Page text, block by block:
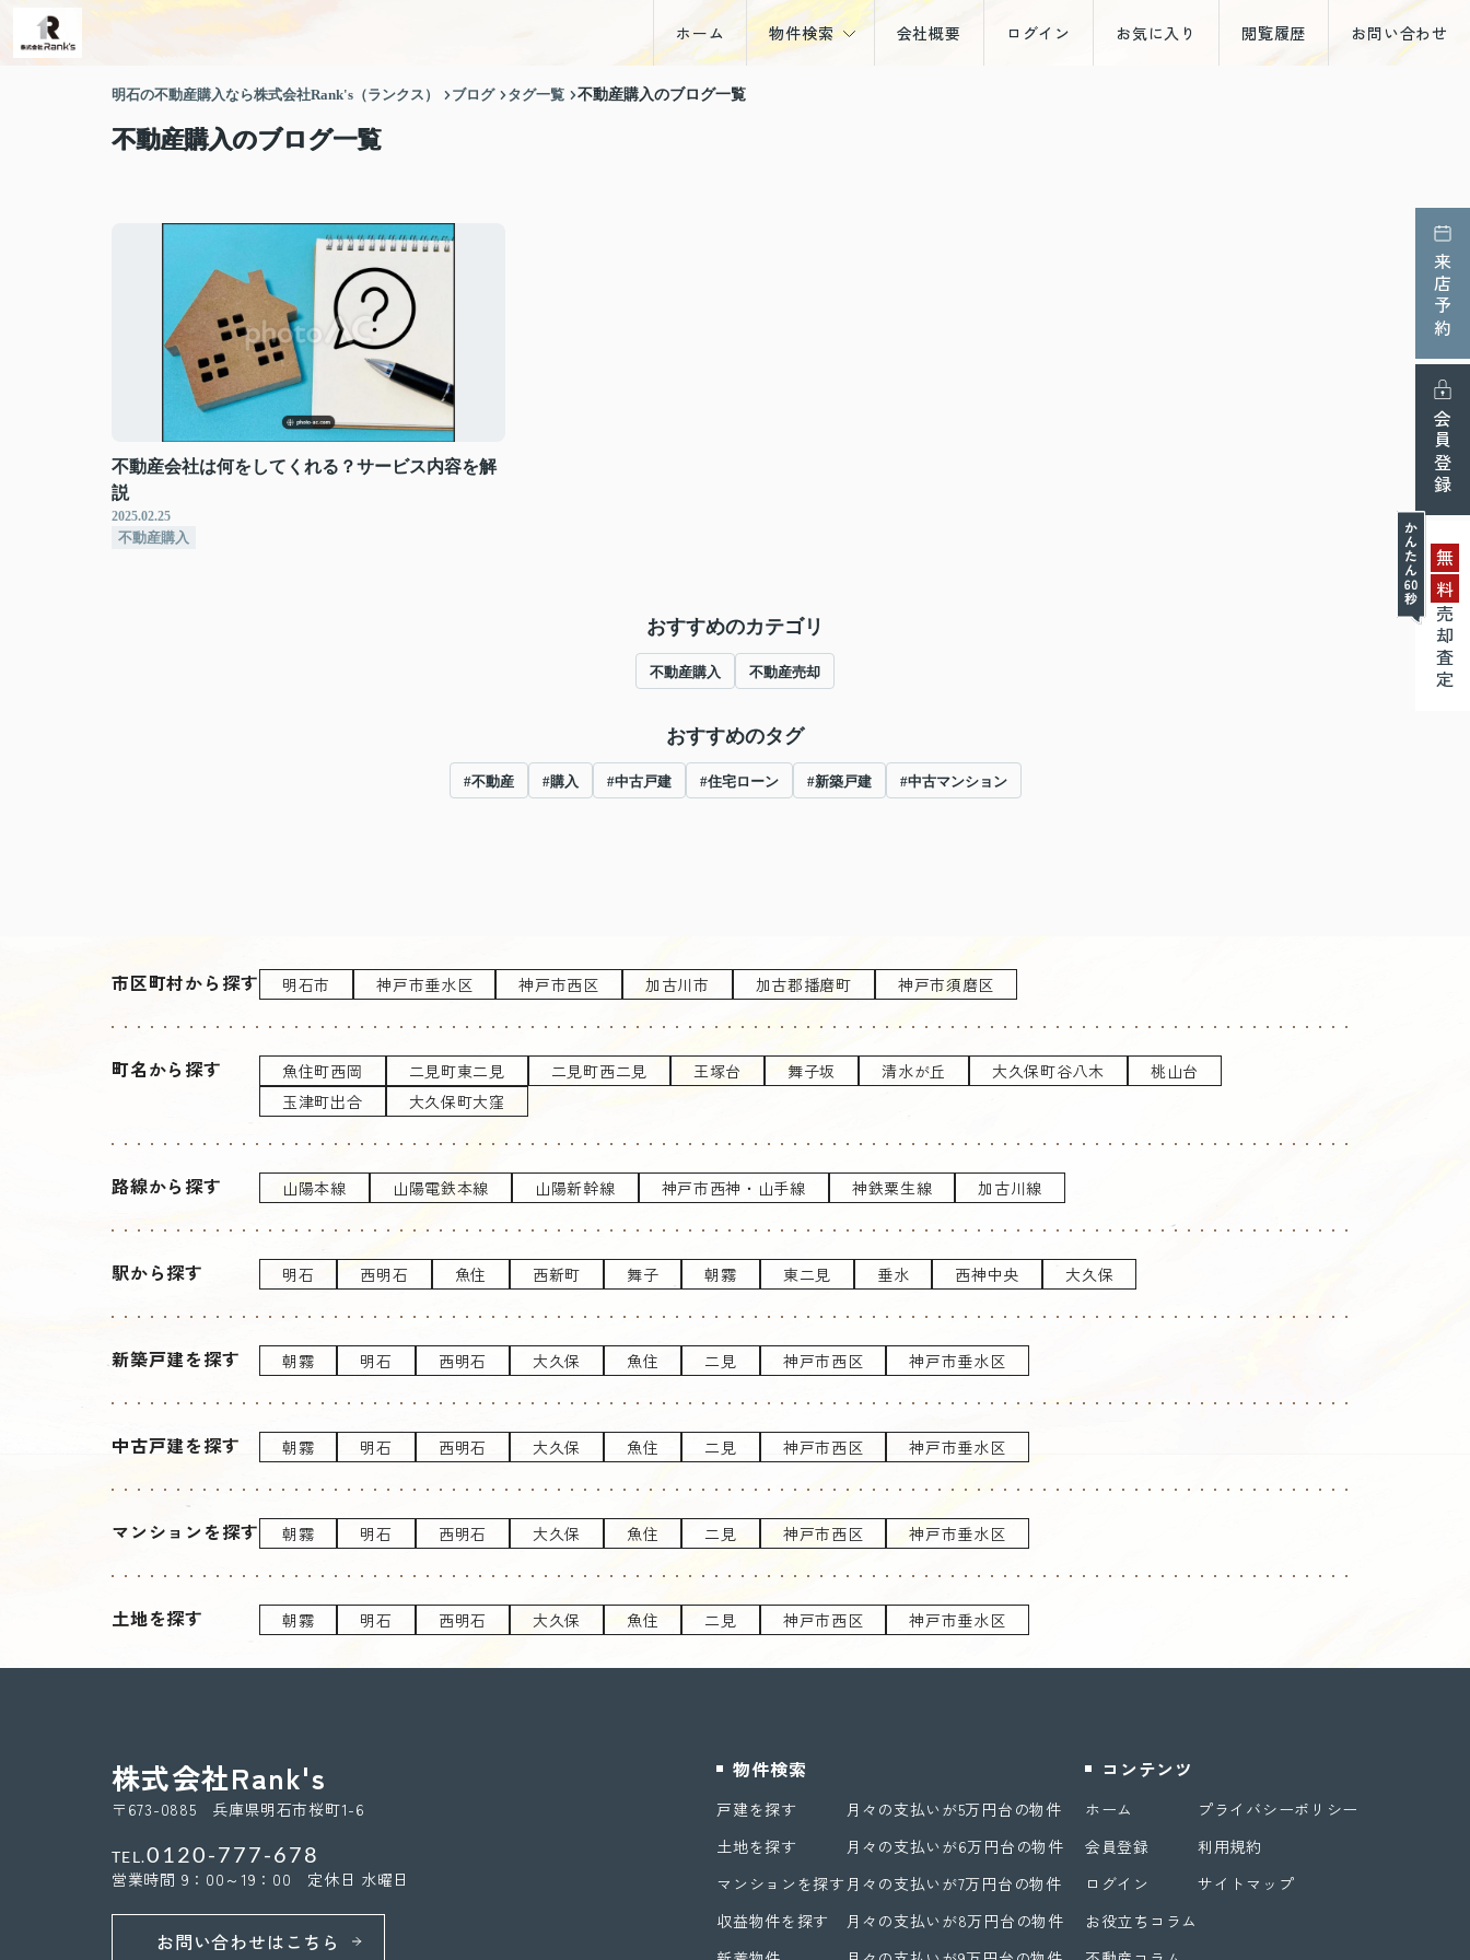
ホーム 物件検索 会社概要 ログイン お気に入り 閲覧履歴 お問い合わせ
来店予約
会員登録
無
料
売却査定
明石の不動産購入なら株式会社Rank's（ランクス） ブログ タグ一覧 不動産購入のブログ一覧
不動産購入のブログ一覧
不動産会社は何をしてくれる？サービス内容を解
説
2025.02.25
不動産購入
おすすめのカテゴリ
不動産購入 不動産売却
おすすめのタグ
#不動産 #購入 #中古戸建 #住宅ローン #新築戸建 #中古マンション
市区町村から探す 明石市 神戸市垂水区 神戸市西区 加古川市 加古郡播磨町 神戸市須磨区
町名から探す 魚住町西岡 二見町東二見 二見町西二見 王塚台 舞子坂 清水が丘 大久保町谷八木
桃山台
玉津町出合
大久保町大窪
路線から探す 山陽本線 山陽電鉄本線 山陽新幹線 神戸市西神・山手線 神鉄粟生線 加古川線
駅から探す 明石 西明石 魚住 西新町 舞子 朝霧 東二見 垂水 西神中央 大久保
新築戸建を探す 朝霧 明石 西明石 大久保 魚住 二見 神戸市西区 神戸市垂水区
中古戸建を探す 朝霧 明石 西明石 大久保 魚住 二見 神戸市西区 神戸市垂水区
マンションを探す 朝霧 明石 西明石 大久保 魚住 二見 神戸市西区 神戸市垂水区
土地を探す 朝霧 明石 西明石 大久保 魚住 二見 神戸市西区 神戸市垂水区
株式会社Rank's
〒673-0885 兵庫県明石市桜町1-6
TEL.0120-777-678
営業時間 9：00～19：00 定休日 水曜日
お問い合わせはこちら
物件検索
戸建を探す
土地を探す
マンションを探す
収益物件を探す
月々の支払いが5万円台の物件
月々の支払いが6万円台の物件
月々の支払いが7万円台の物件
月々の支払いが8万円台の物件
コンテンツ
ホーム
会員登録
ログイン
お役立ちコラム
プライバシーポリシー
利用規約
サイトマップ